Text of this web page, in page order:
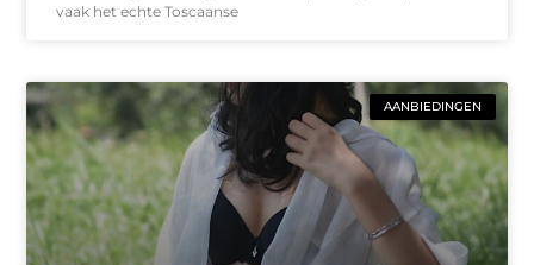
vaak het echte Toscaanse
AANBIEDINGEN